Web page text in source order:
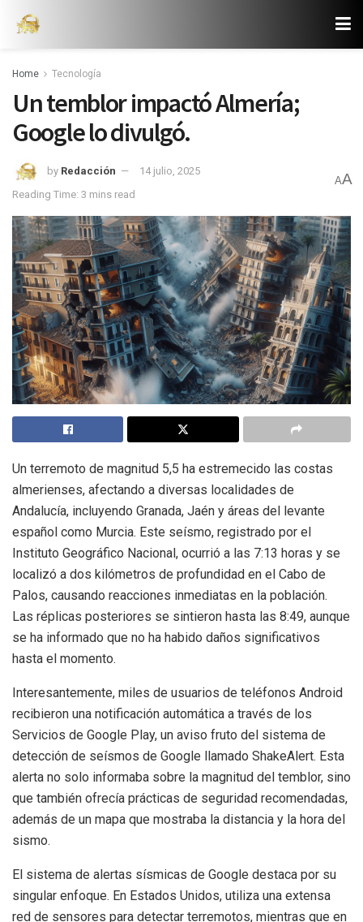
Home Tecnología
Un temblor impactó Almería;
Google lo divulgó.
by Redacción
14 julio, 2025
Reading Time: 3 mins read
AA
Un terremoto de magnitud 5,5 ha estremecido las costas
almerienses, afectando a diversas localidades de
Andalucía, incluyendo Granada, Jaén y áreas del levante
español como Murcia. Este seísmo, registrado por el
Instituto Geográfico Nacional, ocurrió a las 7:13 horas y se
localizó a dos kilómetros de profundidad en el Cabo de
Palos, causando reacciones inmediatas en la población.
Las réplicas posteriores se sintieron hasta las 8:49, aunque
se ha informado que no ha habido daños significativos
hasta el momento.
Interesantemente, miles de usuarios de teléfonos Android
recibieron una notificación automática a través de los
Servicios de Google Play, un aviso fruto del sistema de
detección de seísmos de Google llamado ShakeAlert. Esta
alerta no solo informaba sobre la magnitud del temblor, sino
que también ofrecía prácticas de seguridad recomendadas,
además de un mapa que mostraba la distancia y la hora del
sismo.
El sistema de alertas sísmicas de Google destaca por su
singular enfoque. En Estados Unidos, utiliza una extensa
red de sensores para detectar terremotos, mientras que en